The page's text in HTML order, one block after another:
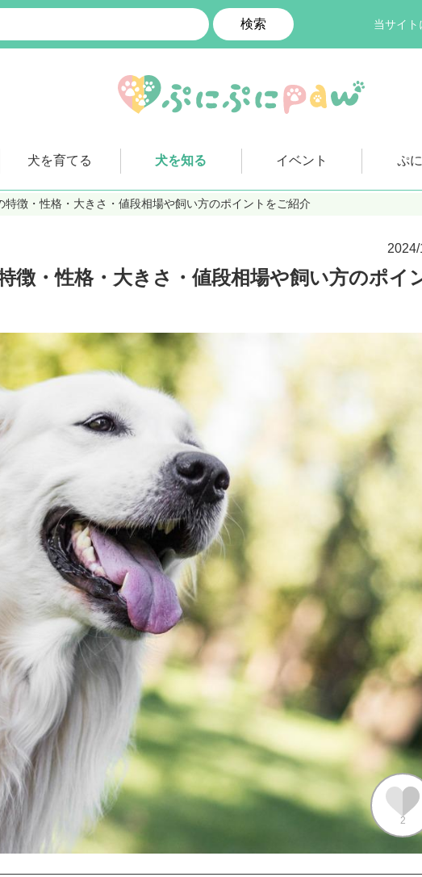
検索 当サイ
犬を育てる 犬を知る イベント ぷ
特徴・性格・大きさ・値段相場や飼い方のポイントをご紹介
徴・性格・大きさ・値段相場や飼い方のポイ
2